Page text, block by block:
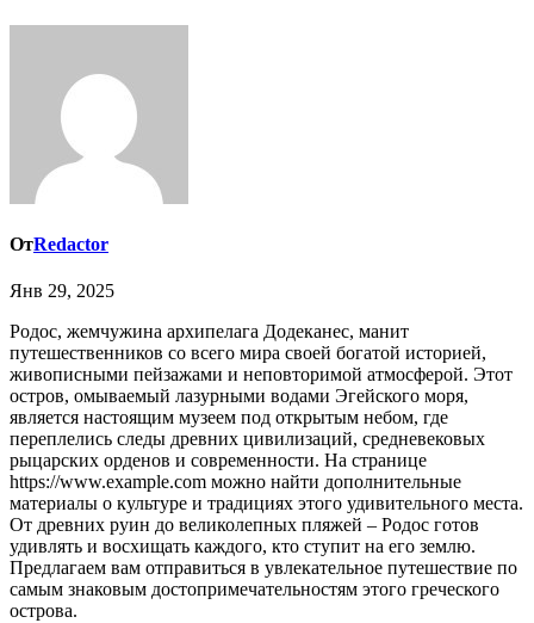
ОтRedactor
Янв 29, 2025
Родос, жемчужина архипелага Додеканес, манит
путешественников со всего мира своей богатой историей,
живописными пейзажами и неповторимой атмосферой. Этот
остров, омываемый лазурными водами Эгейского моря,
является настоящим музеем под открытым небом, где
переплелись следы древних цивилизаций, средневековых
рыцарских орденов и современности. На странице
https://www.example.com можно найти дополнительные
материалы о культуре и традициях этого удивительного места.
От древних руин до великолепных пляжей – Родос готов
удивлять и восхищать каждого, кто ступит на его землю.
Предлагаем вам отправиться в увлекательное путешествие по
самым знаковым достопримечательностям этого греческого
острова.